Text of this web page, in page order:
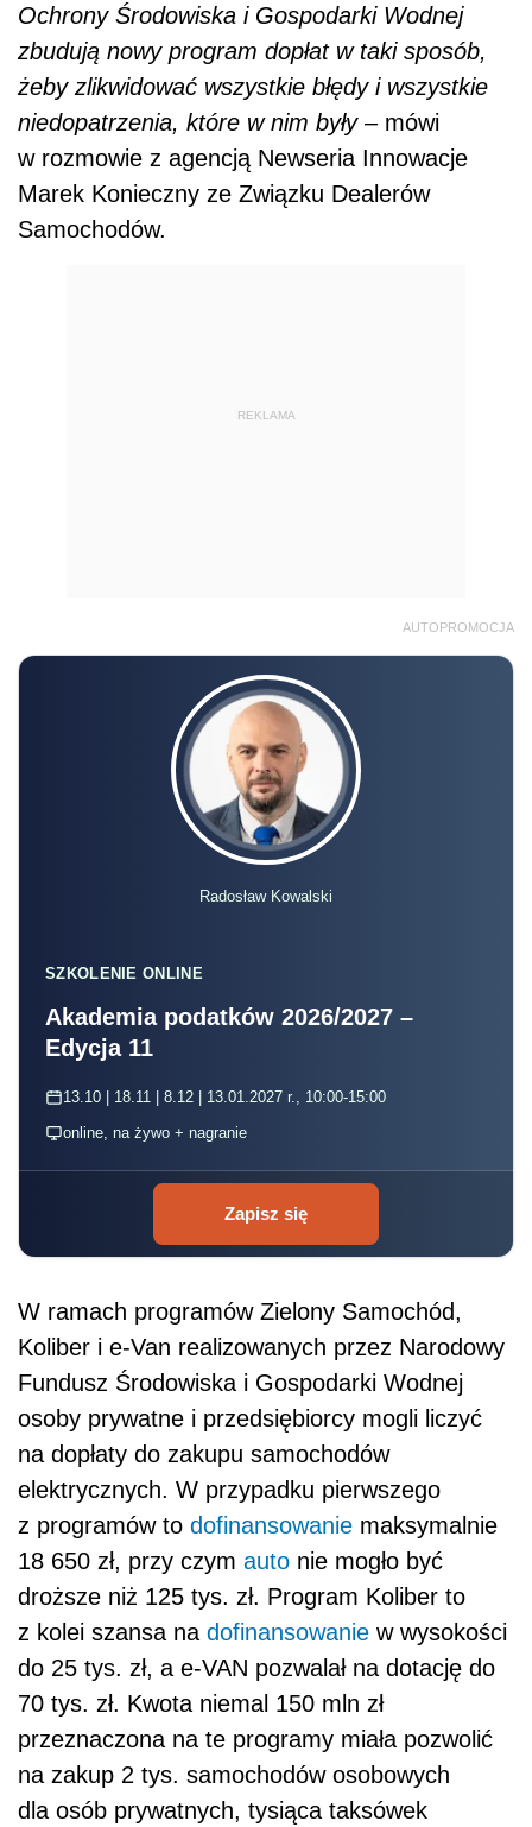
Ochrony Środowiska i Gospodarki Wodnej
zbudują nowy program dopłat w taki sposób,
żeby zlikwidować wszystkie błędy i wszystkie
niedopatrzenia, które w nim były – mówi
w rozmowie z agencją Newseria Innowacje
Marek Konieczny ze Związku Dealerów
Samochodów.
REKLAMA
AUTOPROMOCJA
Radosław Kowalski
SZKOLENIE ONLINE
Akademia podatków 2026/2027 –
Edycja 11
13.10 | 18.11 | 8.12 | 13.01.2027 r., 10:00-15:00
online, na żywo + nagranie
Zapisz się
W ramach programów Zielony Samochód,
Koliber i e-Van realizowanych przez Narodowy
Fundusz Środowiska i Gospodarki Wodnej
osoby prywatne i przedsiębiorcy mogli liczyć
na dopłaty do zakupu samochodów
elektrycznych. W przypadku pierwszego
z programów to dofinansowanie maksymalnie
18 650 zł, przy czym auto nie mogło być
droższe niż 125 tys. zł. Program Koliber to
z kolei szansa na dofinansowanie w wysokości
do 25 tys. zł, a e-VAN pozwalał na dotację do
70 tys. zł. Kwota niemal 150 mln zł
przeznaczona na te programy miała pozwolić
na zakup 2 tys. samochodów osobowych
dla osób prywatnych, tysiąca taksówek